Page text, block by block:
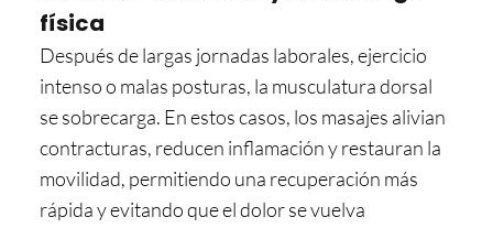
física
Después de largas jornadas laborales, ejercicio
intenso o malas posturas, la musculatura dorsal
se sobrecarga. En estos casos, los masajes alivian
contracturas, reducen inflamación y restauran la
movilidad, permitiendo una recuperación más
rápida y evitando que el dolor se vuelva